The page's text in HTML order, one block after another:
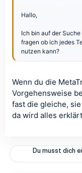
Hallo,
Ich bin auf der
fragen ob ich jedes
nutzen kann?
Wenn du die
Vorgehensweise
fast die gleiche,
da wird alles
Du musst dich